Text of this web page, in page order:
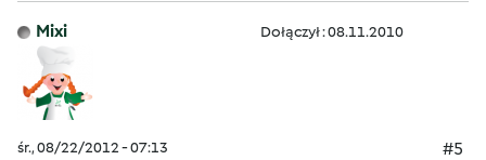
Mixi Dołączył : 08.11.2010
śr., 08/22/2012 - 07:13
#5